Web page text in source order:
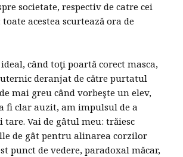
societate, respectiv de catre cei
toate acestea scurtează ora de
când toţi poartă corect masca,
deranjat de către purtatul
mai greu când vorbeşte un elev,
fi clar auzit, am impulsul de a
Vai de gâtul meu: trăiesc
de gât pentru alinarea corzilor
punct de vedere, paradoxal măcar,